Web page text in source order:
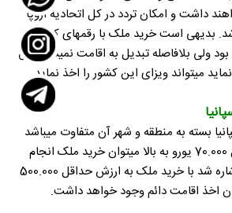
داشت و امکان تردد در کل اتحادیه اروپا
بدیهی است خرید ملک با رقمهای کمتر از
ولی بلافاصله تبدیل به اقامت نمیشود ولی
میتواند ویزای این کشور را اخذ نماید.
بسته به منطقه و شهر آن متفاوت میباشد
و به طور کلی از حد اقل 70.000 یورو به بالا میتوان خرید ملک انجام
داد. ولی همانطور که اشاره شد با خرید ملک به ارزش حداقل 500.000
اخذ اقامت دائم وجود خواهد داشت.